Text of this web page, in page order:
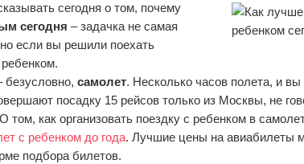
сегодня о том, почему
сегодня – задачка не самая
если вы решили поехать
самолет. Несколько часов полета, и
посадку 15 рейсов только из Москвы, не
том, как организовать поездку с ребенком в
с ребенком до года. Лучшие цены на авиабилеты
подбора билетов.